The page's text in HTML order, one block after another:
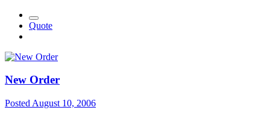
Quote
New Order
Posted August 10, 2006